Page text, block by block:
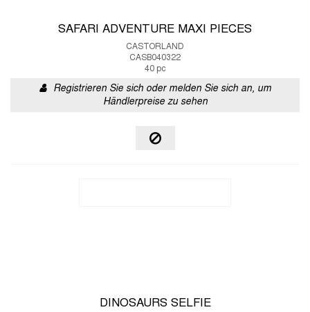
SAFARI ADVENTURE MAXI PIECES
CASTORLAND
CASB040322
40 pc
Registrieren Sie sich oder melden Sie sich an, um
Händlerpreise zu sehen
DINOSAURS SELFIE